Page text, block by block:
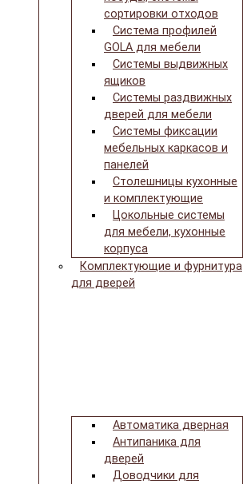
сортировки отходов
Система профилей
GOLA для мебели
Системы выдвижных
ящиков
Системы раздвижных
дверей для мебели
Системы фиксации
мебельных каркасов и
панелей
Столешницы кухонные
и комплектующие
Цокольные системы
для мебели, кухонные
корпуса
Комплектующие и фурнитура
для дверей
Автоматика дверная
Антипаника для
дверей
Доводчики для